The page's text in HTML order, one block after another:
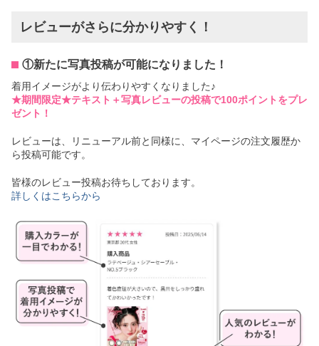
レビューがさらに分かりやすく！
①新たに写真投稿が可能になりました！
着用イメージがより伝わりやすくなりました♪
★期間限定★テキスト＋写真レビューの投稿で100ポイントをプレ
ゼント！
レビューは、リニューアル前と同様に、マイページの注文履歴か
ら投稿可能です。
皆様のレビュー投稿お待ちしております。
詳しくはこちらから